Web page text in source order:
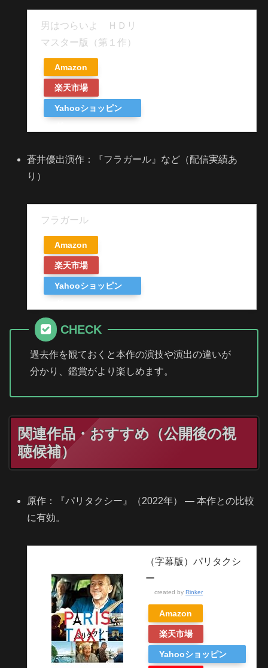
男はつらいよ ＨＤリ
マスター版（第１作）
Amazon
楽天市場
Yahooショッピン
蒼井優出演作：『フラガール』など（配信実績あ
り）
フラガール
Amazon
楽天市場
Yahooショッピン
CHECK
過去作を観ておくと本作の演技や演出の違いが
分かり、鑑賞がより楽しめます。
関連作品・おすすめ（公開後の視
聴候補）
原作：『パリタクシー』（2022年） — 本作との比較
に有効。
（字幕版）パリタクシ
ー
created byRinker
Amazon
楽天市場
Yahooショッピン